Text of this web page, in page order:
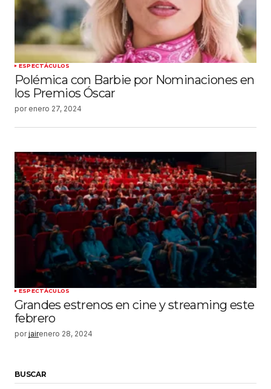
ESPECTÁCULOS
Polémica con Barbie por Nominaciones en
los Premios Óscar
por enero 27, 2024
ESPECTÁCULOS
Grandes estrenos en cine y streaming este
febrero
por jairenero 28, 2024
BUSCAR